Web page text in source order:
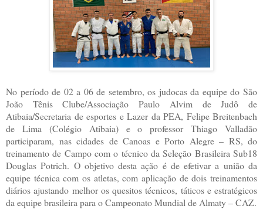
No período de 02 a 06 de setembro, os judocas da equipe do São
João Tênis Clube/Associação Paulo Alvim de Judô de
Atibaia/Secretaria de esportes e Lazer da PEA, Felipe Breitenbach
de Lima (Colégio Atibaia) e o professor Thiago Valladão
participaram, nas cidades de Canoas e Porto Alegre – RS, do
treinamento de Campo com o técnico da Seleção Brasileira Sub18
Douglas Potrich. O objetivo desta ação é de efetivar a união da
equipe técnica com os atletas, com aplicação de dois treinamentos
diários ajustando melhor os quesitos técnicos, táticos e estratégicos
da equipe brasileira para o Campeonato Mundial de Almaty – CAZ.